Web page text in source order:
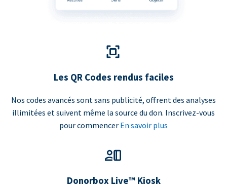
Les QR Codes rendus faciles
Nos codes avancés sont sans publicité, offrent des analyses
illimitées et suivent même la source du don. Inscrivez-vous
pour commencer En savoir plus
Donorbox Live™ Kiosk